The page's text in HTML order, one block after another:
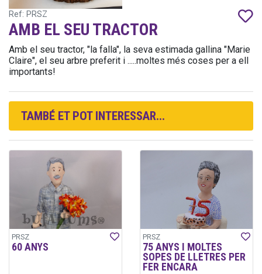
Ref: PRSZ
AMB EL SEU TRACTOR
Amb el seu tractor, "la falla", la seva estimada gallina "Marie
Claire", el seu arbre preferit i .....moltes més coses per a ell
importants!
TAMBÉ ET POT INTERESSAR...
PRSZ
60 ANYS
PRSZ
75 ANYS I MOLTES
SOPES DE LLETRES PER
FER ENCARA